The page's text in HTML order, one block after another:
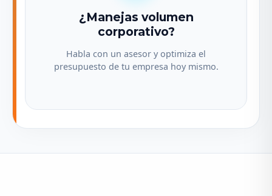
¿Manejas volumen
corporativo?
Habla con un asesor y optimiza el
presupuesto de tu empresa hoy mismo.